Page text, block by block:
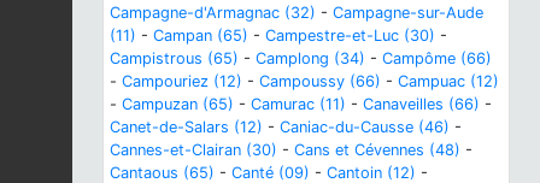
Campagne-d'Armagnac (32) - Campagne-sur-Aude
(11) - Campan (65) - Campestre-et-Luc (30) -
Campistrous (65) - Camplong (34) - Campôme (66)
- Campouriez (12) - Campoussy (66) - Campuac (12)
- Campuzan (65) - Camurac (11) - Canaveilles (66) -
Canet-de-Salars (12) - Caniac-du-Causse (46) -
Cannes-et-Clairan (30) - Cans et Cévennes (48) -
Cantaous (65) - Canté (09) - Cantoin (12) -